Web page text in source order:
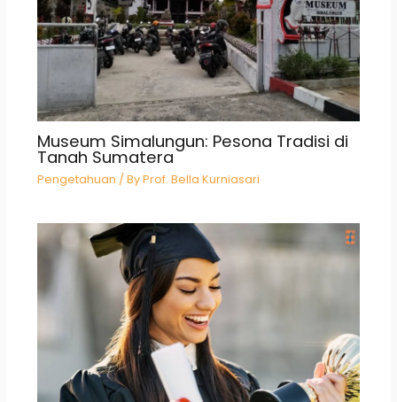
Museum Simalungun: Pesona Tradisi di
Tanah Sumatera
Pengetahuan / ByProf. Bella Kurniasari